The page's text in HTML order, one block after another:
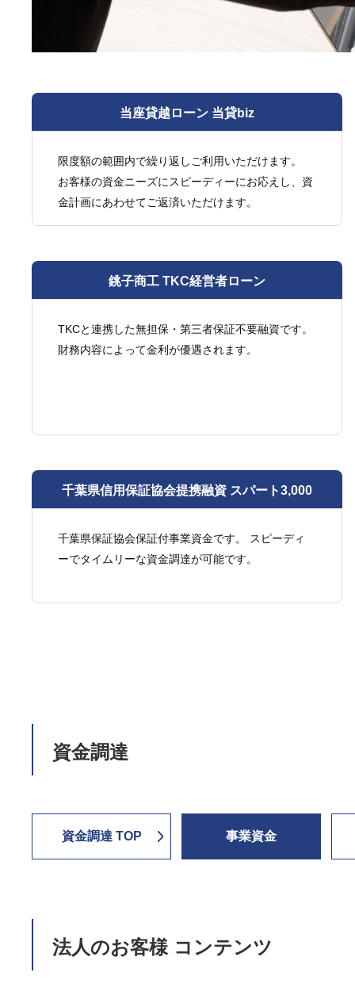
当座貸越ローン 当貸biz
限度額の範囲内で繰り返しご利用いただけます。
お客様の資金ニーズにスピーディーにお応えし、資
金計画にあわせてご返済いただけます。
銚子商工 TKC経営者ローン
TKCと連携した無担保・第三者保証不要融資です。
財務内容によって金利が優遇されます。
千葉県信用保証協会提携融資 スパート3,000
千葉県保証協会保証付事業資金です。 スピーディ
ーでタイムリーな資金調達が可能です。
資金調達
資金調達 TOP 事業資金
法人のお客様 コンテンツ